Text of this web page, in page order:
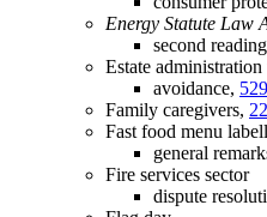
Energy Statute Law
second
Estate administration
avoidance,
Family caregivers,
Fast food menu
general
Fire services sector
dispute